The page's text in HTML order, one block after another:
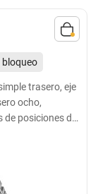
bloqueo
cortas y
trasero, eje
ocho,
posiciones de